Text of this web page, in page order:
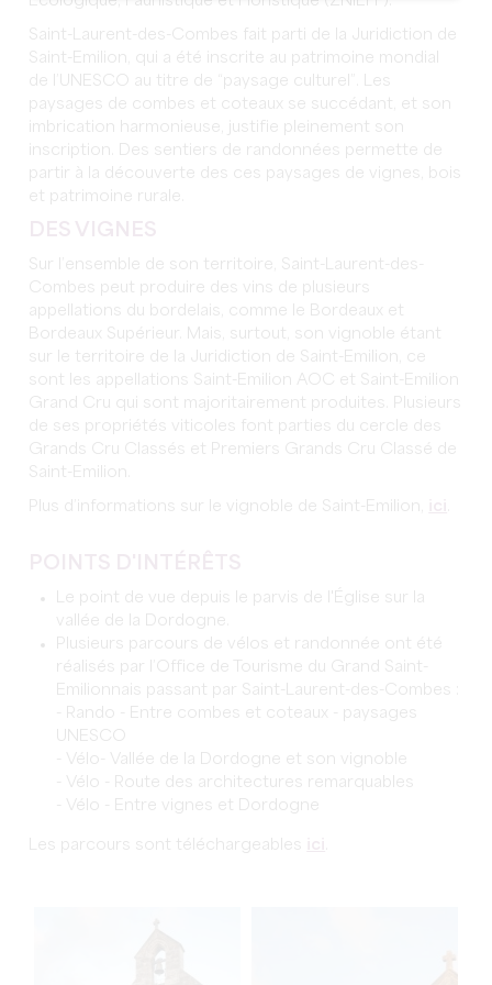
Saint-Laurent-des-Combes fait parti de la Juridiction de
Saint-Emilion, qui a été inscrite au patrimoine mondial
de l’UNESCO au titre de “paysage culturel”. Les
paysages de combes et coteaux se succédant, et son
imbrication harmonieuse, justifie pleinement son
inscription. Des sentiers de randonnées permette de
partir à la découverte des ces paysages de vignes, bois
et patrimoine rurale.
Sur l’ensemble de son territoire, Saint-Laurent-des-
Combes peut produire des vins de plusieurs
appellations du bordelais, comme le Bordeaux et
Bordeaux Supérieur. Mais, surtout, son vignoble étant
sur le territoire de la Juridiction de Saint-Emilion, ce
sont les appellations Saint-Emilion AOC et Saint-Emilion
Grand Cru qui sont majoritairement produites. Plusieurs
de ses propriétés viticoles font parties du cercle des
Grands Cru Classés et Premiers Grands Cru Classé de
Saint-Emilion.
Plus d’informations sur le vignoble de Saint-Emilion,
Le point de vue depuis le parvis de l'Église sur la
vallée de la Dordogne.
Plusieurs parcours de vélos et randonnée ont été
réalisés par l’Office de Tourisme du Grand Saint-
Emilionnais passant par Saint-Laurent-des-Combes :
- Rando - Entre combes et coteaux - paysages
UNESCO
- Vélo- Vallée de la Dordogne et son vignoble
- Vélo - Route des architectures remarquables
- Vélo - Entre vignes et Dordogne
Les parcours sont téléchargeables